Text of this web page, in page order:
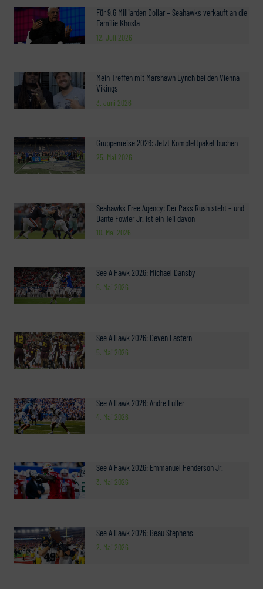
Für 9,6 Milliarden Dollar – Seahawks verkauft an die
Familie Khosla
12. Juli 2026
Mein Treffen mit Marshawn Lynch bei den Vienna
Vikings
3. Juni 2026
Gruppenreise 2026: Jetzt Komplettpaket buchen
25. Mai 2026
Seahawks Free Agency: Der Pass Rush steht – und
Dante Fowler Jr. ist ein Teil davon
10. Mai 2026
See A Hawk 2026: Michael Dansby
6. Mai 2026
See A Hawk 2026: Deven Eastern
5. Mai 2026
See A Hawk 2026: Andre Fuller
4. Mai 2026
See A Hawk 2026: Emmanuel Henderson Jr.
3. Mai 2026
See A Hawk 2026: Beau Stephens
2. Mai 2026